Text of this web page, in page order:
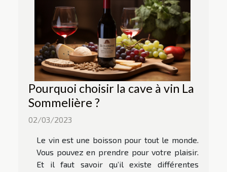
Pourquoi choisir la cave à vin La
Sommelière ?
02/03/2023
Le vin est une boisson pour tout le monde.
Vous pouvez en prendre pour votre plaisir.
Et il faut savoir qu’il existe différentes